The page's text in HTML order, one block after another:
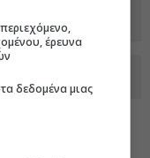
έρευνα
δεδομένα μιας